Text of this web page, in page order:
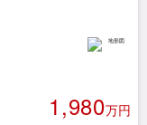
1,980万円